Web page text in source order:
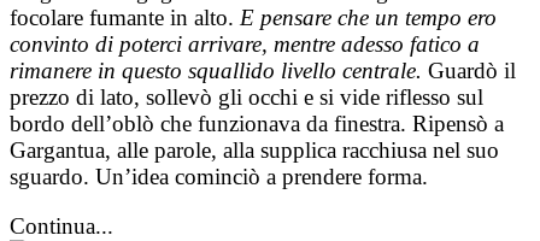
focolare fumante in alto. E pensare che un tempo ero
convinto di poterci arrivare, mentre adesso fatico a
rimanere in questo squallido livello centrale. Guardò il
prezzo di lato, sollevò gli occhi e si vide riflesso sul
bordo dell’oblò che funzionava da finestra. Ripensò a
Gargantua, alle parole, alla supplica racchiusa nel suo
sguardo. Un’idea cominciò a prendere forma.
Continua...